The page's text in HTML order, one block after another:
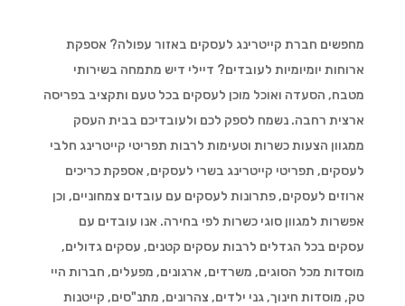
מחפשים חברת קייטרינג לעסקים באזור עפולה? אספקת
ארוחות יומיומיות לעובדים? דיילי דיש מתמחה בשירותי
מטבח, הסעדה ואוכל מוכן לעסקים בכל טעם ותקציב בפריסה
ארצית רחבה. נשמח לספק לכם ולעובדיכם בבית העסק
ממגוון הצעות כשרות וטעימות לרבות תפריטי קייטרינג חלבי
לעסקים, תפריטי קייטרינג בשרי לעסקים, אספקת כריכים
ארוזים לעסקים, פתרונות לעסקים עם עובדים צמחוניים, וכן
אפשרות למגוון סוגי כשרות לפי בחירה. אנו עובדים עם
עסקים בכל הגדלים לרבות עסקים קטנים, עסקים גדולים,
מוסדות מכל הסוגים, משרדים, ארגונים, מפעלים, חברות היי
טק, מוסדות חינוך, גני ילדים, צהרונים, מתנ"סים, קייטנות